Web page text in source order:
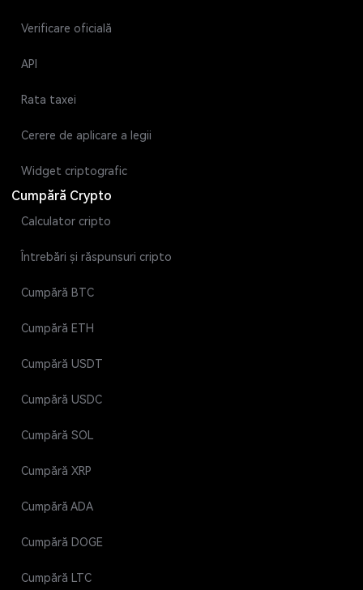
Verificare oficială
API
Rata taxei
Cerere de aplicare a legii
Widget criptografic
Cumpără Crypto
Calculator cripto
Întrebări și răspunsuri cripto
Cumpără BTC
Cumpără ETH
Cumpără USDT
Cumpără USDC
Cumpără SOL
Cumpără XRP
Cumpără ADA
Cumpără DOGE
Cumpără LTC